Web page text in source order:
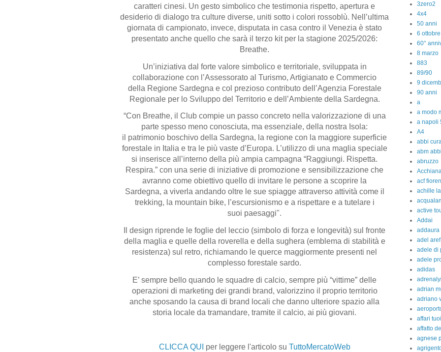
caratteri cinesi. Un gesto simbolico che testimonia rispetto, apertura e
desiderio di dialogo tra culture diverse, uniti sotto i colori rossoblù. Nell’ultima
giornata di campionato, invece, disputata in casa contro il Venezia è stato
presentato anche quello che sarà il terzo kit per la stagione 2025/2026:
Breathe.
Un’iniziativa dal forte valore simbolico e territoriale, sviluppata in
collaborazione con l’Assessorato al Turismo, Artigianato e Commercio
della Regione Sardegna e col prezioso contributo dell’Agenzia Forestale
Regionale per lo Sviluppo del Territorio e dell’Ambiente della Sardegna.
“Con Breathe, il Club compie un passo concreto nella valorizzazione di una
parte spesso meno conosciuta, ma essenziale, della nostra Isola:
il patrimonio boschivo della Sardegna, la regione con la maggiore superficie
forestale in Italia e tra le più vaste d’Europa. L’utilizzo di una maglia speciale
si inserisce all’interno della più ampia campagna “Raggiungi. Rispetta.
Respira.” con una serie di iniziative di promozione e sensibilizzazione che
avranno come obiettivo quello di invitare le persone a scoprire la
Sardegna, a viverla andando oltre le sue spiagge attraverso attività come il
trekking, la mountain bike, l’escursionismo e a rispettare e a tutelare i
suoi paesaggi".
Il design riprende le foglie del leccio (simbolo di forza e longevità) sul fronte
della maglia e quelle della roverella e della sughera (emblema di stabilità e
resistenza) sul retro, richiamando le querce maggiormente presenti nel
complesso forestale sardo.
E’ sempre bello quando le squadre di calcio, sempre più “vittime” delle
operazioni di marketing dei grandi brand, valorizzino il proprio territorio
anche sposando la causa di brand locali che danno ulteriore spazio alla
storia locale da tramandare, tramite il calcio, ai più giovani.
CLICCA QUI per leggere l'articolo su TuttoMercatoWeb
3zero2
4x4
50 anni
6
60°
8 marzo
883
89/90
9
90 anni
a
a modo
a napoli
A4
abbi
abm
abruzzo
acf
achille
active
Addai
addaura
adel aref
adele di
adele
adidas
adrian
adriano
affari tuoi
affatto
agnese